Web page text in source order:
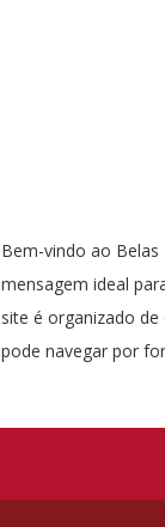
Bem-vindo ao
mensagem ideal
site é organizado
pode navegar por